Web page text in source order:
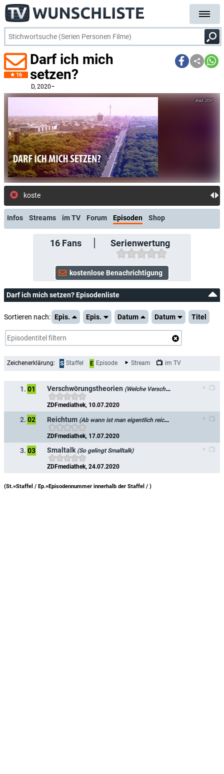
16
Darf ich mich
setzen?
D, 2020–
ZDF
kostenlose E-Ma
Infos Streams im TV Forum Episoden Shop
16Fans Serienwertung
Darf ich mich setzen? Episodenliste
Sortieren nach: Epis. Epis. Datum Datum Titel
Zeichenerklärung: S Staffel E Episode Stream im TV
1. 01 Verschwörungstheorien (Welche Verschwörungstheorie passt zu dir?)
ZDFmediathek, 10.07.2020
2. 02 Reichtum (Ab wann ist man eigentlich reich?)
ZDFmediathek, 17.07.2020
3. 03 Smaltalk (So gelingt Smalltalk)
ZDFmediathek, 24.07.2020
(St.=Staffel / Ep.=Episodennummer innerhalb der Staffel / )